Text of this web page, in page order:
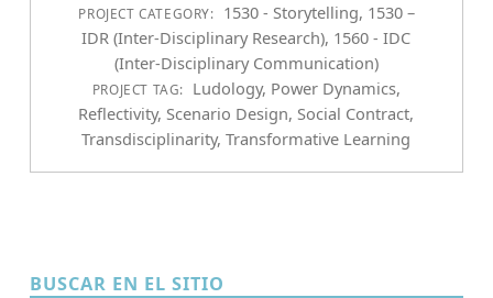
PROJECT CATEGORY: 1530 - Storytelling, 1530 –
IDR (Inter-Disciplinary Research), 1560 - IDC
(Inter-Disciplinary Communication)
PROJECT TAG: Ludology, Power Dynamics,
Reflectivity, Scenario Design, Social Contract,
Transdisciplinarity,Transformative Learning
BUSCAR EN EL SITIO